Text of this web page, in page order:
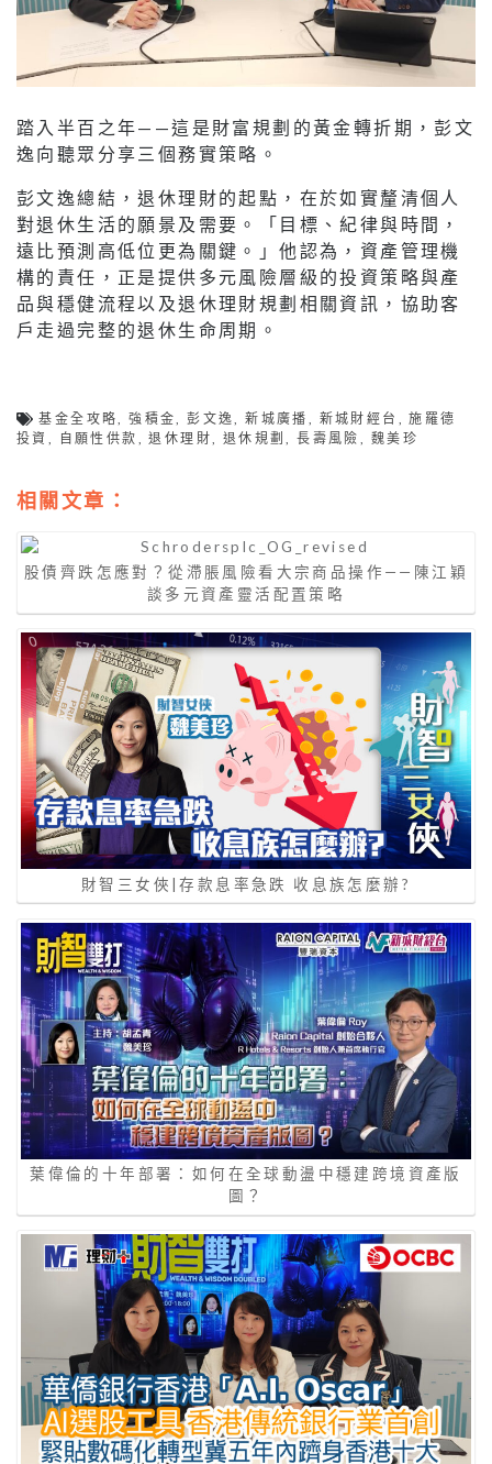
踏入半百之年——這是財富規劃的黃金轉折期，彭文
逸向聽眾分享三個務實策略。
彭文逸總結，退休理財的起點，在於如實釐清個人
對退休生活的願景及需要。「目標、紀律與時間，
遠比預測高低位更為關鍵。」他認為，資產管理機
構的責任，正是提供多元風險層級的投資策略與產
品與穩健流程以及退休理財規劃相關資訊，協助客
戶走過完整的退休生命周期。
基金全攻略,強積金,彭文逸,新城廣播 , 新城財經台 ,施羅德
投資 , 自願性供款 ,退休理財, 退休規劃,長壽風險 , 魏美珍
相關文章：
股債齊跌怎應對？從滯脹風險看大宗商品操作——陳江穎
談多元資產靈活配置策略
財智三女俠|存款息率急跌 收息族怎麼辦?
葉偉倫的十年部署：如何在全球動盪中穩建跨境資產版
圖？